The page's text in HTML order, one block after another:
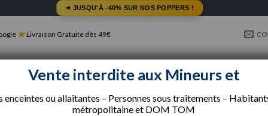
➜ JUSQU'À -40% SUR NOS POPPERS !
Livraison Gratuite dès 49€
Vente interdite aux Mineurs et
enceintes ou allaitantes – Personnes sous traitements –
métropolitaine et DOM TOM